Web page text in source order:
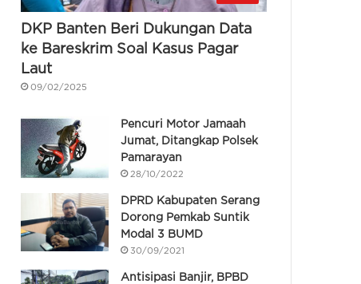
DKP Banten Beri Dukungan Data
ke Bareskrim Soal Kasus Pagar
Laut
09/02/2025
Pencuri Motor Jamaah
Jumat, Ditangkap Polsek
Pamarayan
28/10/2022
DPRD Kabupaten Serang
Dorong Pemkab Suntik
Modal 3 BUMD
30/09/2021
Antisipasi Banjir, BPBD